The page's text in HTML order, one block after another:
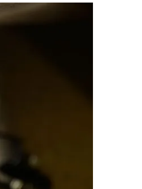
JulioJardim LíbanoJardim Maria
Jardim Tupanci
do SolVila Barros
das ArtesSão Roque